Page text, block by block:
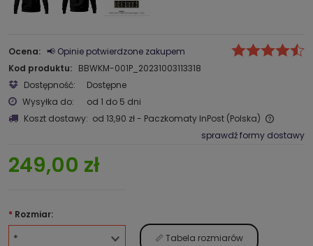
Ocena: 📢 Opinie potwierdzone zakupem
Kod produktu: BBWKM-001P_20231003113318
Dostępność:
Dostępne
Wysyłka do:
od 1 do 5 dni
Koszt dostawy: od 13,90 zł- Paczkomaty InPost (Polska)
sprawdź formy dostawy
249,00 zł
* Rozmiar:
📏 Tabela rozmiarów